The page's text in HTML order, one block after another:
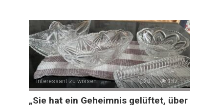
Interessant zu wissen 0 187
„Sie hat ein Geheimnis gelüftet, über